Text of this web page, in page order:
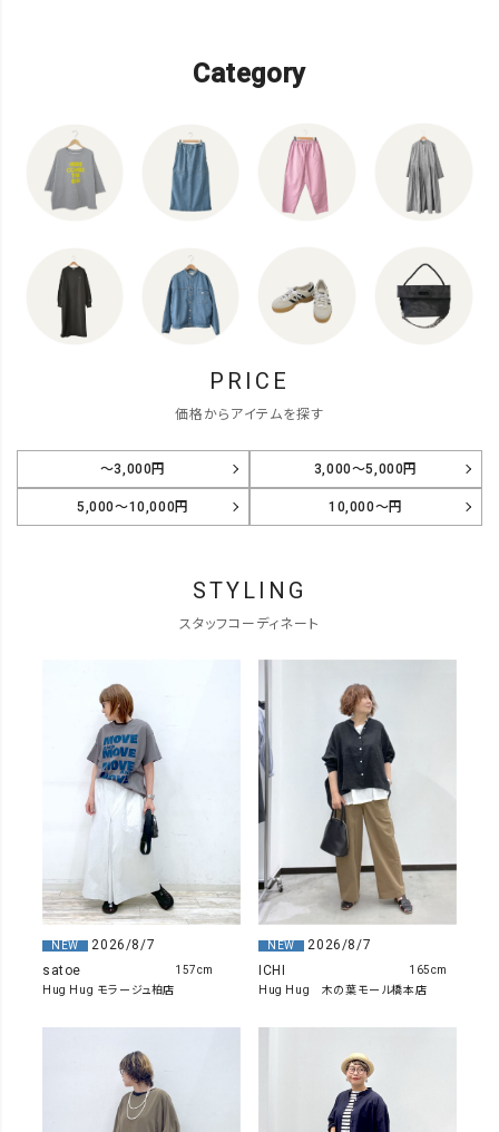
Category
PRICE
価格からアイテムを探す
～3,000円 3,000～5,000円
5,000～10,000円 10,000～円
STYLING
スタッフコーディネート
NEW
2026/8/7
satoe
Hug Hug モラージュ柏店
157cm
NEW
2026/8/7
ICHI
Hug Hug 木の葉モール橋本店
165cm